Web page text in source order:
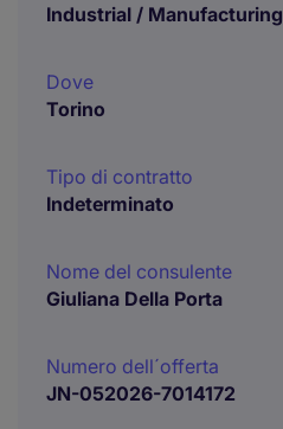
Industrial / Manufacturing
Dove
Torino
Tipo di contratto
Indeterminato
Nome del consulente
Giuliana Della Porta
Numero dell´offerta
JN-052026-7014172